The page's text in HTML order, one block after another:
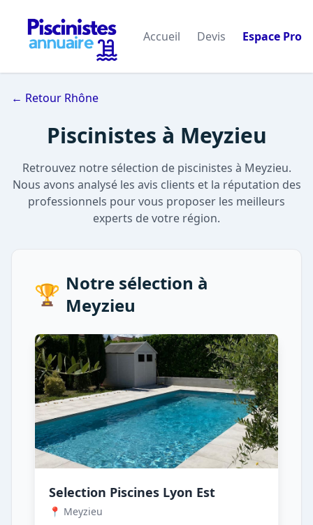
Accueil Devis Espace Pro
← Retour Rhône
Piscinistes à Meyzieu
Retrouvez notre sélection de piscinistes à Meyzieu.
Nous avons analysé les avis clients et la réputation des
professionnels pour vous proposer les meilleurs
experts de votre région.
🏆 Notre sélection à
Meyzieu
Selection Piscines Lyon Est
📍 Meyzieu